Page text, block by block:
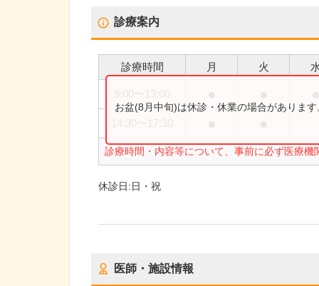
診療案内
診療時間 月 火
診療時間・内容等について、事前に必ず医療機
お盆(8月中旬)は休診・休業の場合がありま
休診日:日・祝
医師・施設情報